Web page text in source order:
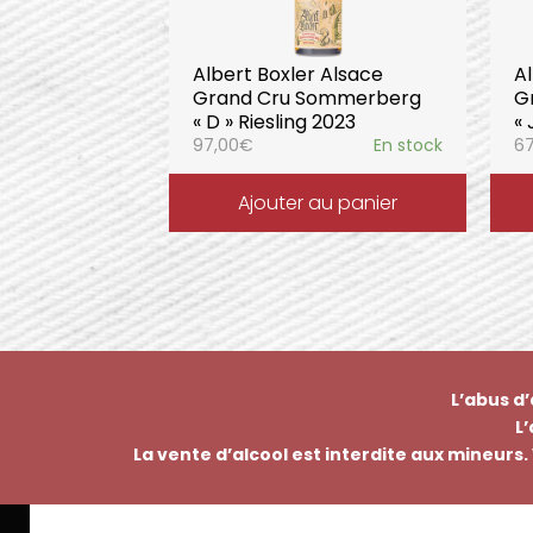
Albert Boxler Alsace
Grand Cru Sommerberg
« D » Riesling 2023
97,00€ En stock
Ajouter au panier
«
L’abus
La vente d’alcool est interdite aux